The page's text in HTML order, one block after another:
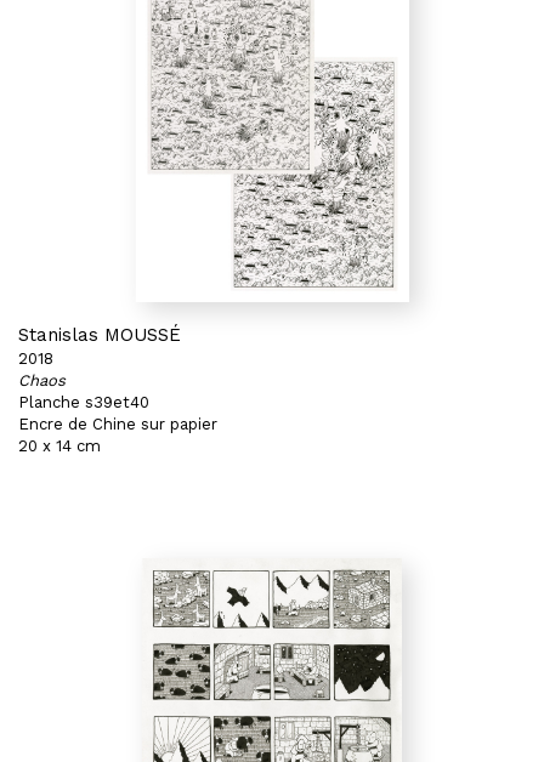
Stanislas MOUSSÉ
2018
Chaos
Planche s39et40
Encre de Chine sur papier
20 x 14 cm